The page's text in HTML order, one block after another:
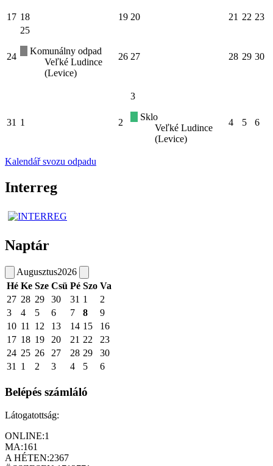
17 18 19 20 21 22 23
24
25
Komunálny odpad
Veľké Ludince
(Levice)
26 27 28 29 30
31 1 2
3
Sklo
Veľké Ludince
(Levice)
4 5 6
Kalendář svozu odpadu
Interreg
Naptár
Augusztus2026
Hé Ke Sze Csü Pé Szo Va
27 28 29 30 31 1
2
3
4 5 6 7 8
9
10 11 12 13 14 15
16
17 18 19 20 21 22
23
24 25 26 27 28 29
30
31
1 2 3 4 5 6
Belépés számláló
Látogatottság:
ONLINE:1
MA:161
A HÉTEN:2367